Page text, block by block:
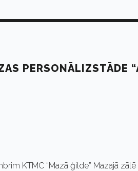
PERSONĀLIZSTĀDE
KTMC “Mazā ģilde” Mazajā zālē